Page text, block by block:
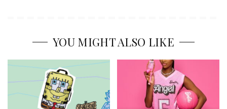
YOU MIGHT ALSO LIKE